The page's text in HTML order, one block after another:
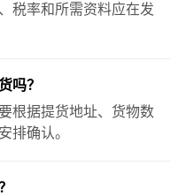
税率和所需资料应在发
吗？
根据提货地址、货物数
排确认。